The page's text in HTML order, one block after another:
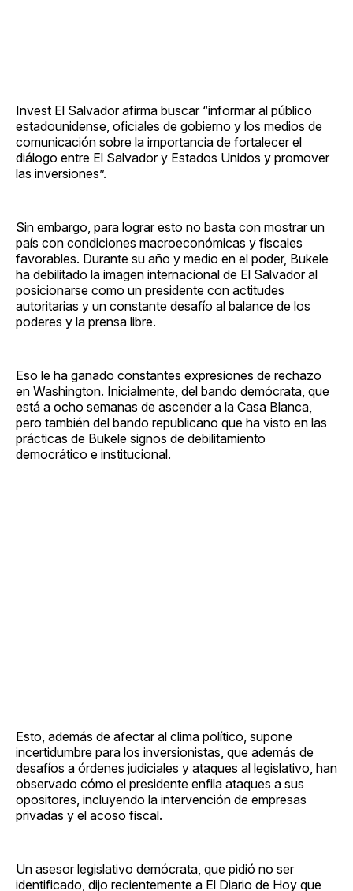
Invest El Salvador afirma buscar “informar al público
estadounidense, oficiales de gobierno y los medios de
comunicación sobre la importancia de fortalecer el
diálogo entre El Salvador y Estados Unidos y promover
las inversiones”.
Sin embargo, para lograr esto no basta con mostrar un
país con condiciones macroeconómicas y fiscales
favorables. Durante su año y medio en el poder, Bukele
ha debilitado la imagen internacional de El Salvador al
posicionarse como un presidente con actitudes
autoritarias y un constante desafío al balance de los
poderes y la prensa libre.
Eso le ha ganado constantes expresiones de rechazo
en Washington. Inicialmente, del bando demócrata, que
está a ocho semanas de ascender a la Casa Blanca,
pero también del bando republicano que ha visto en las
prácticas de Bukele signos de debilitamiento
democrático e institucional.
Esto, además de afectar al clima político, supone
incertidumbre para los inversionistas, que además de
desafíos a órdenes judiciales y ataques al legislativo, han
observado cómo el presidente enfila ataques a sus
opositores, incluyendo la intervención de empresas
privadas y el acoso fiscal.
Un asesor legislativo demócrata, que pidió no ser
identificado, dijo recientemente a El Diario de Hoy que